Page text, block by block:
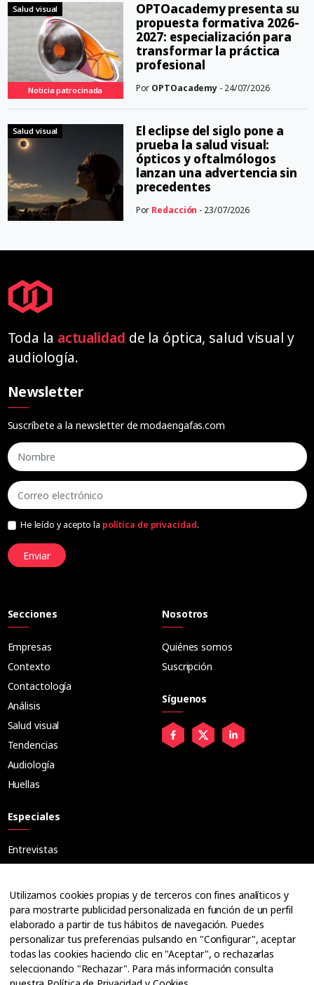
Salud visual
Noticia patrocinada
OPTOacademy presenta su
propuesta formativa 2026-
2027: especialización para
transformar la práctica
profesional
Por OPTOacademy - 24/07/2026
Salud visual
El eclipse del siglo pone a
prueba la salud visual:
ópticos y oftalmólogos
lanzan una advertencia sin
precedentes
Por Redacción - 23/07/2026
Toda la actualidad de la óptica, salud visual y
audiología.
Newsletter
Suscríbete a la newsletter de modaengafas.com
He leído y acepto la política de privacidad.
Enviar
Secciones
Empresas
Contexto
Contactología
Análisis
Salud visual
Tendencias
Audiología
Huellas
Especiales
Entrevistas
Ópticos
Cuadernos
Guías
Dossier
Anuarios
Nosotros
Quiénes somos
Suscripción
Síguenos
Utilizamos cookies propias y de terceros con fines analíticos y
para mostrarte publicidad personalizada en función de un perfil
elaborado a partir de tus hábitos de navegación. Puedes
personalizar tus preferencias pulsando en "Configurar", aceptar
todas las cookies haciendo clic en "Aceptar", o rechazarlas
seleccionando "Rechazar". Para más información consulta